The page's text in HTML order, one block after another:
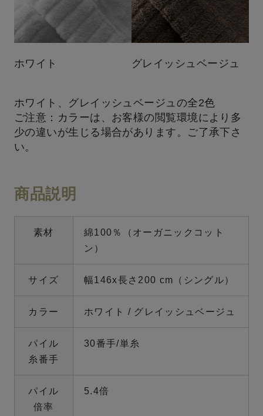
ホワイト グレイッシュベージュ
ホワイト、グレイッシュベージュの全2色
ご注意：カラーは、お客様の閲覧環境により多
少の違いが生じる場合があります。ご了承下さ
い。
商品説明
素材
綿100％（オーガニックコット
ン）
サイズ 幅146x長さ200 cm（シングル）
カラー ホワイト / グレイッシュベージュ
パイル
糸番手
30番手/単糸
パイル
倍率
5.4倍